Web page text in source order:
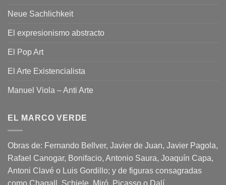
Neue Sachlichkeit
El expresionismo abstracto
El Pop Art
El Arte Existencialista
Manuel Viola – Anti Arte
EL MARCO VERDE
Obras de: Fernando Bellver, Javier de Juan, Javier Pagola,
Rafael Canogar, Bonifacio, Antonio Saura, Joaquín Capa,
Antoni Clavé o Luis Gordillo; y de figuras consagradas
como Chagall, Schiele, Miró, Picasso o Dalí.